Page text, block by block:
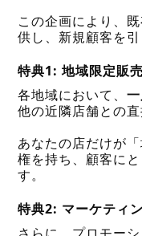
この企画により、
供し、新規顧客を
特典1: 地域限定販売
各地域において、
他の近隣店舗との直
あなたの店だけが
権を持ち、顧客に
す。
特典2: マーケティ